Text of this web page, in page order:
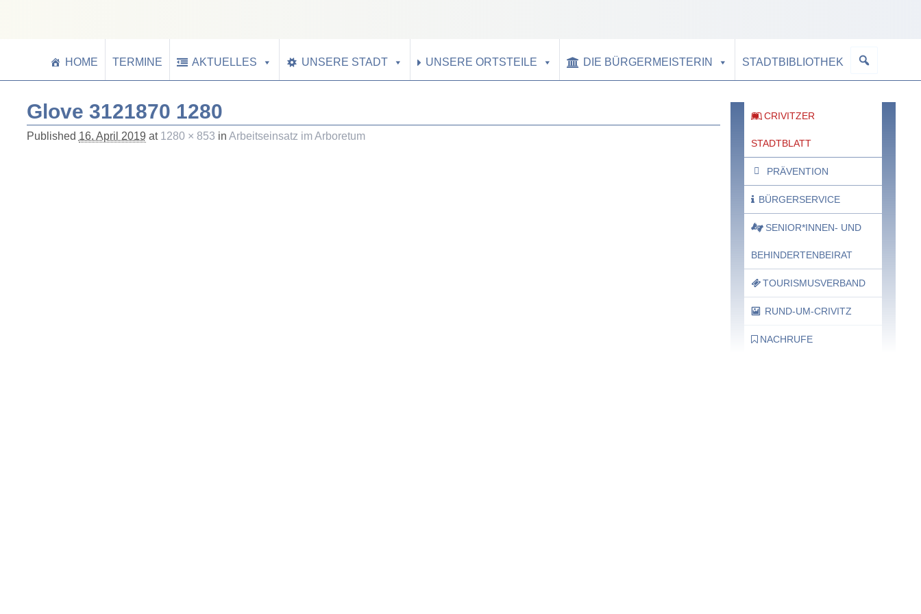
HOME TERMINE AKTUELLES UNSERE STADT UNSERE ORTSTEILE DIE BÜRGERMEISTERIN STADTBIBLIOTHEK
Glove 3121870 1280
Published 16. April 2019 at 1280 × 853 in Arbeitseinsatz im Arboretum
CRIVITZER
STADTBLATT
PRÄVENTION
BÜRGERSERVICE
SENIOR*INNEN- UND
BEHINDERTENBEIRAT
TOURISMUSVERBAND
RUND-UM-CRIVITZ
NACHRUFE